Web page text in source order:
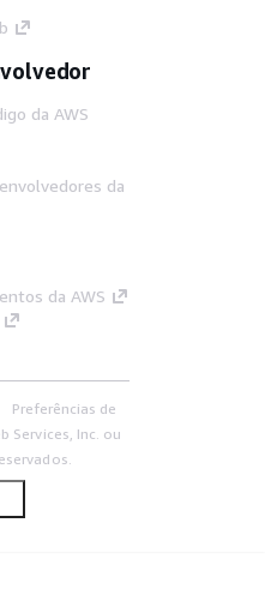
da AWS
da
da AWS
Preferências de
Services, Inc. ou